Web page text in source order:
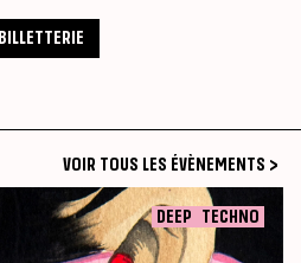
BILLETTERIE
VOIR TOUS LES ÉVÈNEMENTS >
TECHNO
DEEP